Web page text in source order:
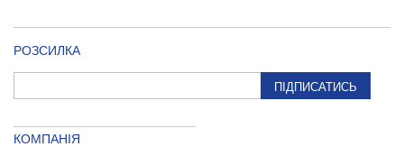
РОЗСИЛКА
ПІДПИСАТИСЬ
КОМПАНІЯ